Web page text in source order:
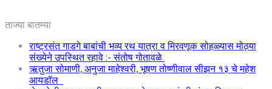
ताज्या बातम्या
राष्ट्रसंत गाडगे बाबांची भव्य रथ यात्रा व मिरवणूक सोहळ्यास मोठ्या
संख्येने उपस्थित रहावे :- संतोष गोतावळे
ऋतुजा सोमाणी, अनुजा माहेश्वरी, भूषण तोष्णीवाल सीझन १३ चे महेश
आयडॉल